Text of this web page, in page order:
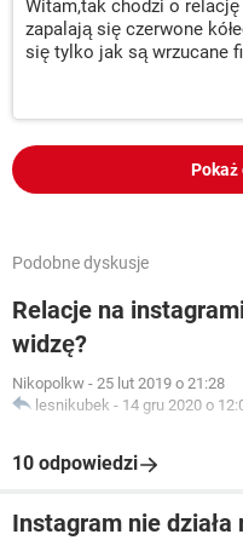
Witam,tak chodzi o
zapalają się czerwone
się tylko jak są wrzucane
Pokaż
Podobne dyskusje
Relacje na
widzę?
Nikopolkw - 25 lut 2019 o 21:28
lesnikubek - 14 gru 2020 o
10 odpowiedzi
Instagram nie działa